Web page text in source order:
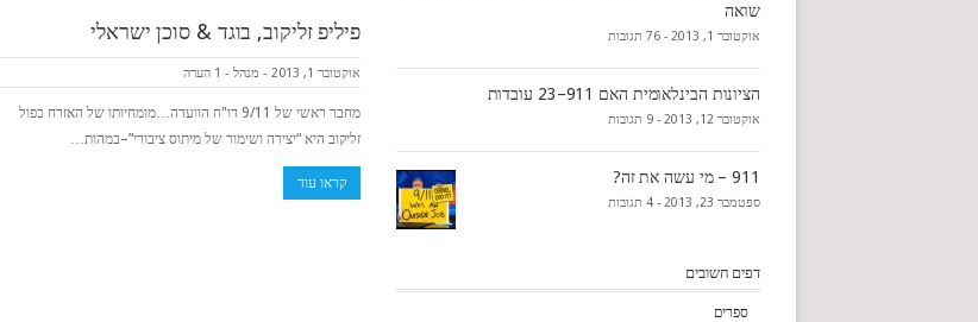
פיליפ זליקוב, בוגד & סוכן ישראלי
אוקטובר 1, 2013 - מנהל - 1 הערה
מחבר ראשי של 9/11 דו"ח הוועדה…מומחיותו של האזרח כפול
זליקוב היא “יצירה ושימור של מיתוס ציבורי”–במהות…
קראו עוד
שואה
אוקטובר 1, 2013 - 76 תגובות
הציונות הבינלאומית האם 911–23 עובדות
אוקטובר 12, 2013 - 9 תגובות
911 – מי עשה את זה?
ספטמבר 23, 2013 - 4 תגובות
דפים חשובים
ספרים